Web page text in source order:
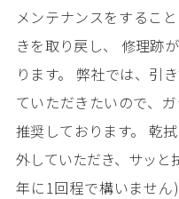
メンテナンスをするこ
きを取り戻し、 修理跡
ります。 弊社では、引
ていただきたいので、
推奨しております。 乾
外していただき、サッと
年に1回程で構いませ